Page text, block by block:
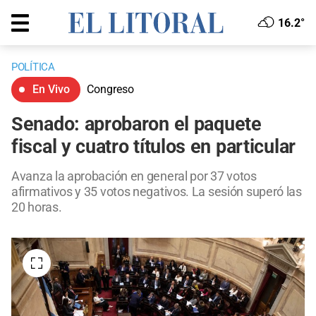
16.2°
POLÍTICA
En Vivo Congreso
Senado: aprobaron el paquete
fiscal y cuatro títulos en particular
Avanza la aprobación en general por 37 votos
afirmativos y 35 votos negativos. La sesión superó las
20 horas.